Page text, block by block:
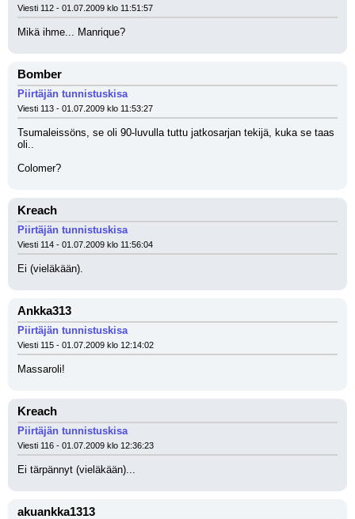
Viesti 112 - 01.07.2009 klo 11:51:57
Mikä ihme... Manrique?
Bomber
Piirtäjän tunnistuskisa
Viesti 113 - 01.07.2009 klo 11:53:27
Tsumaleissöns, se oli 90-luvulla tuttu jatkosarjan tekijä, kuka se taas
oli..
Colomer?
Kreach
Piirtäjän tunnistuskisa
Viesti 114 - 01.07.2009 klo 11:56:04
Ei (vieläkään).
Ankka313
Piirtäjän tunnistuskisa
Viesti 115 - 01.07.2009 klo 12:14:02
Massaroli!
Kreach
Piirtäjän tunnistuskisa
Viesti 116 - 01.07.2009 klo 12:36:23
Ei tärpännyt (vieläkään)...
akuankka1313